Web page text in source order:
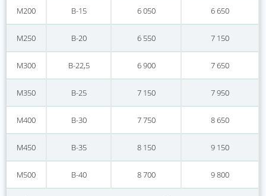
М200 В-15 6 050 6 650
М250 В-20 6 550 7 150
М300 В-22,5 6 900 7 650
М350 В-25 7 150 7 950
М400 В-30 7 750 8 650
М450 В-35 8 150 9 150
М500 В-40 8 700 9 800